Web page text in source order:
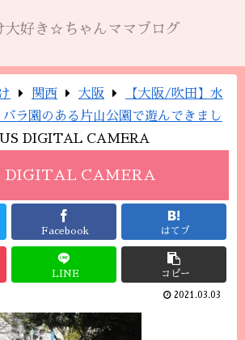
大好き☆ちゃんママブログ
関西 大阪
【大阪/吹田】水
ラ園のある片山公園で遊んできまし
DIGITAL CAMERA
DIGITAL CAMERA
Facebook はてブ
LINE コピー
2021.03.03